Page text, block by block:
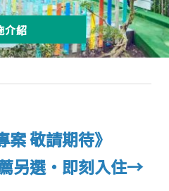
介紹
案 敬請期待》
另選‧即刻入住→